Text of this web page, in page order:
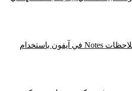
طريقة تأمين تطبيق ملاحظات Notes في آيفون باستخدام